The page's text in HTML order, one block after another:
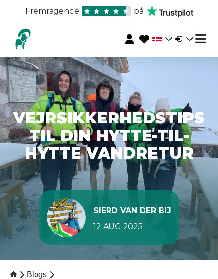
Fremragende på
€
VEJRSIKKERHEDSTIPS
TIL DIN HYTTE-TIL-
HYTTE VANDRETUR
SIERD VAN DER BIJ
12 AUG 2025
Blogs